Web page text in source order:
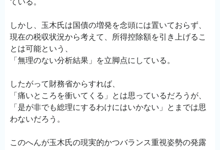
しかし、玉木氏は国債の増発を念頭には置いておらず、
現在の税収状況から考えて、所得控除額を引き上げるこ
とは可能という、
「無理のない分析結果」を立脚点にしている。
したがって財務省からすれば、
「痛いところを衝いてくる」とは思っているだろうが、
「是が非でも総理にするわけにはいかない」とまでは思
わないだろう。
このへんが玉木氏の現実的かつバランス重視姿勢の発露